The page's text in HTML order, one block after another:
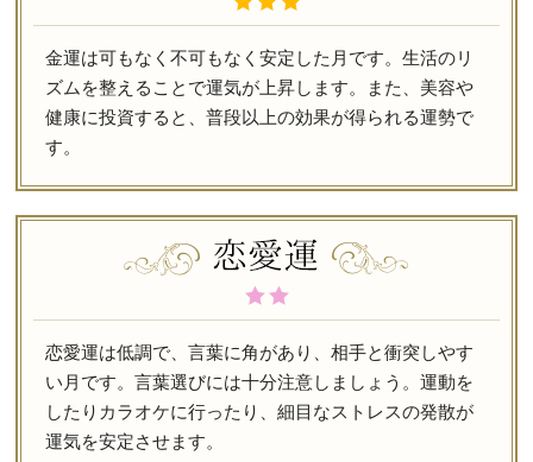
金運は可もなく不可もなく安定した月です。生活のリ
ズムを整えることで運気が上昇します。また、美容や
健康に投資すると、普段以上の効果が得られる運勢で
す。
恋愛運は低調で、言葉に角があり、相手と衝突しやす
い月です。言葉選びには十分注意しましょう。運動を
したりカラオケに行ったり、細目なストレスの発散が
運気を安定させます。